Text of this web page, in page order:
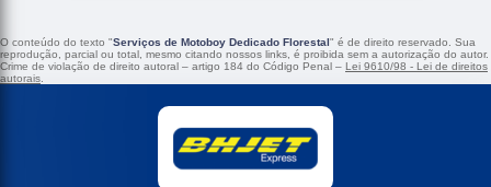
O conteúdo do texto "Serviços de Motoboy Dedicado Florestal" é de direito reservado. Sua
reprodução, parcial ou total, mesmo citando nossos links, é proibida sem a autorização do autor.
Crime de violação de direito autoral – artigo 184 do Código Penal – Lei 9610/98 - Lei de direitos
autorais